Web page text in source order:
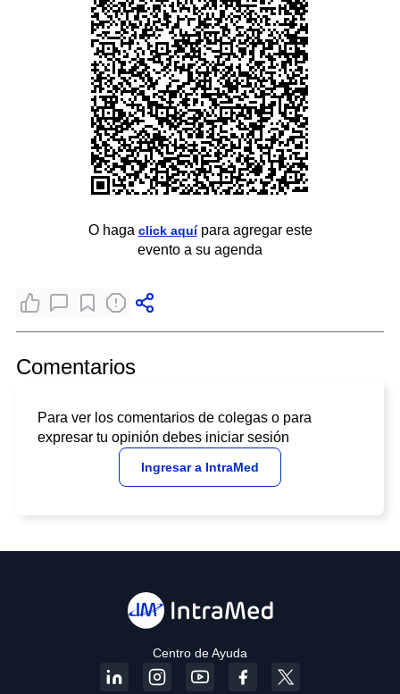
O haga click aquípara agregar este
evento a su agenda
Comentarios
Para ver los comentarios de colegas o para
expresar tu opinión debes iniciar sesión
Ingresar a IntraMed
Centro de Ayuda